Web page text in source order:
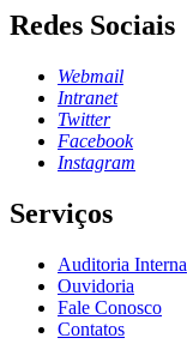
Redes Sociais
Webmail
Intranet
Twitter
Facebook
Instagram
Serviços
Auditoria Interna
Ouvidoria
Fale Conosco
Contatos